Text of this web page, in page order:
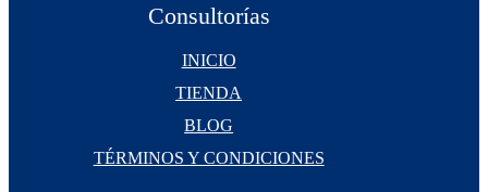
Consultorías
INICIO
TIENDA
BLOG
TÉRMINOS Y CONDICIONES